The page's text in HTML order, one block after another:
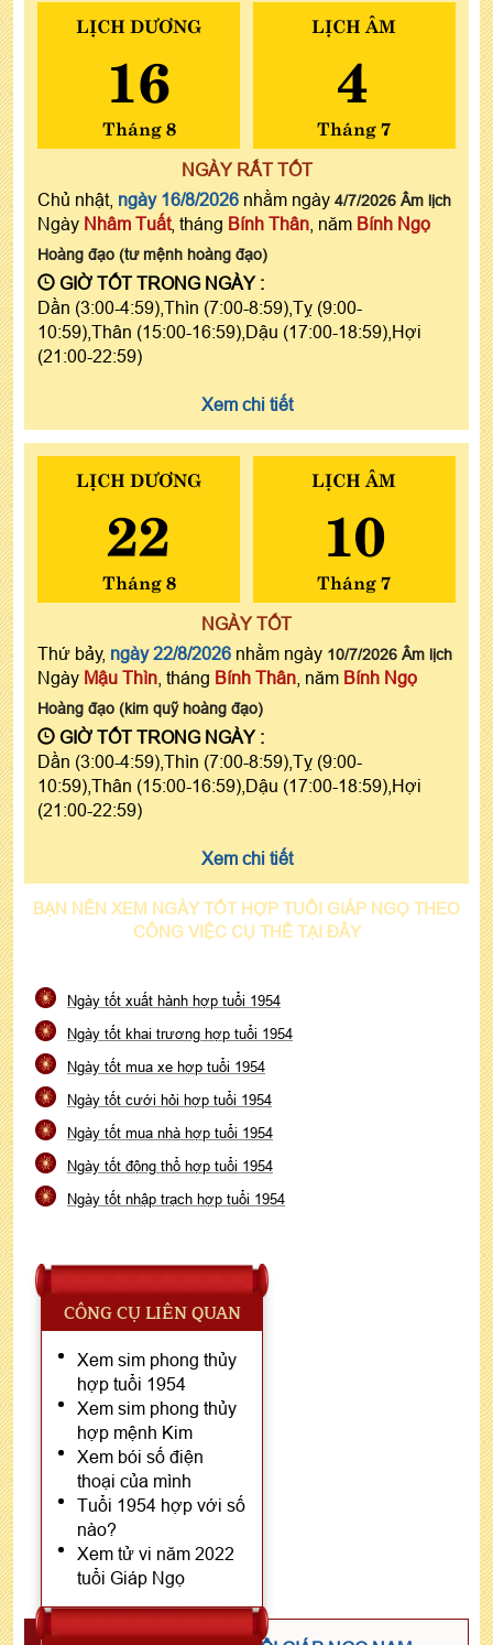
LỊCH DƯƠNG
16
Tháng 8
LỊCH ÂM
4
Tháng 7
NGÀY RẤT TỐT
Chủ nhật, ngày 16/8/2026 nhằm ngày 4/7/2026 Âm lịch
Ngày Nhâm Tuất, tháng Bính Thân , năm Bính Ngọ
Hoàng đạo (tư mệnh hoàng đạo)
GIỜ TỐT TRONG NGÀY :
Dần (3:00-4:59),Thìn (7:00-8:59),Tỵ (9:00-
10:59),Thân (15:00-16:59),Dậu (17:00-18:59),Hợi
(21:00-22:59)
Xem chi tiết
LỊCH DƯƠNG
22
Tháng 8
LỊCH ÂM
10
Tháng 7
NGÀY TỐT
Thứ bảy, ngày 22/8/2026 nhằm ngày 10/7/2026 Âm lịch
Ngày Mậu Thìn , tháng Bính Thân , năm Bính Ngọ
Hoàng đạo (kim quỹ hoàng đạo)
GIỜ TỐT TRONG NGÀY :
Dần (3:00-4:59),Thìn (7:00-8:59),Tỵ (9:00-
10:59),Thân (15:00-16:59),Dậu (17:00-18:59),Hợi
(21:00-22:59)
Xem chi tiết
BẠN NÊN XEM NGÀY TỐT HỢP TUỔI GIÁP NGỌ THEO
CÔNG VIỆC CỤ THỂ TẠI ĐÂY
Ngày tốt xuất hành hợp tuổi 1954
Ngày tốt khai trương hợp tuổi 1954
Ngày tốt mua xe hợp tuổi 1954
Ngày tốt cưới hỏi hợp tuổi 1954
Ngày tốt mua nhà hợp tuổi 1954
Ngày tốt động thổ hợp tuổi 1954
Ngày tốt nhập trạch hợp tuổi 1954
CÔNG CỤ LIÊN QUAN
Xem sim phong thủy
hợp tuổi 1954
Xem sim phong thủy
hợp mệnh Kim
Xem bói số điện
thoại của mình
Tuổi 1954 hợp với số
nào?
Xem tử vi năm 2022
tuổi Giáp Ngọ